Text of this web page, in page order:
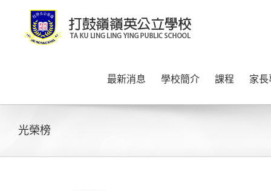
content
最新消息 學校簡介 課程 家
光榮榜